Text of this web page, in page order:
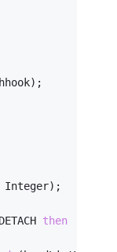
Integer) ;
then